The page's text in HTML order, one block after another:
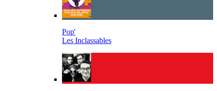
Pop'
Les Inclassables